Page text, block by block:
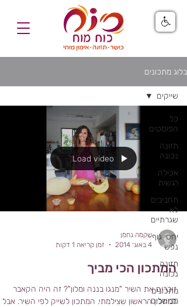
בלוג מתכונים
כל
הפוסטים
תזונה
נכונה
אכילה
רגשית
תחביבים
לא
שגרתיים
יחסי גוף-
נפש
תזונה
נכונה
מתכונים
מבושלים
שייקים
Load video
שקמה נחמן
4 באוג׳ 2014
זמן קריאה 1 דקות
המתכון הכי מביך
זוכרים את השיר "מנגו בננה ומלון"? זה היה הקאבר
למתכון הראשון שצילמתי. המתכון לשייק לפי השיר. אבל